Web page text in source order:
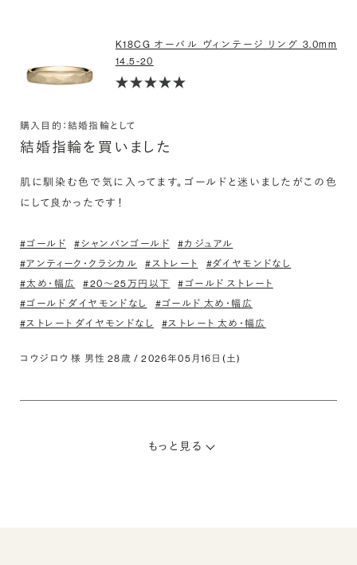
K18CG オーバル ヴィンテージ リング 3.0mm
14.5-20
購入目的：結婚指輪として
結婚指輪を買いました
肌に馴染む色で気に入ってます。ゴールドと迷いましたがこの色
にして良かったです！
#ゴールド #シャンパンゴールド
#カジュアル
#アンティーク・クラシカル
#ストレート
#ダイヤモンドなし
#太め・幅広
#20〜25万円以下
#ゴールド ストレート
#ゴールド ダイヤモンドなし
#ゴールド 太め・幅広
#ストレート ダイヤモンドなし
#ストレート 太め・幅広
コウジロウ 様 男性 28歳 / 2026年05月16日(土)
もっと見る